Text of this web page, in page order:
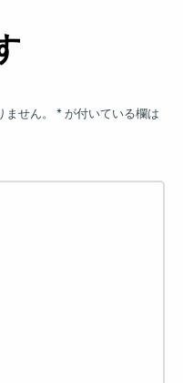
せん。 *が付いている欄は